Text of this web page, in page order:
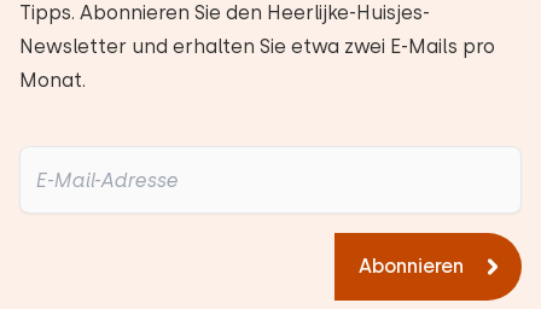
Tipps. Abonnieren Sie den Heerlijke-Huisjes-
Newsletter und erhalten Sie etwa zwei E-Mails pro
Monat.
Abonnieren